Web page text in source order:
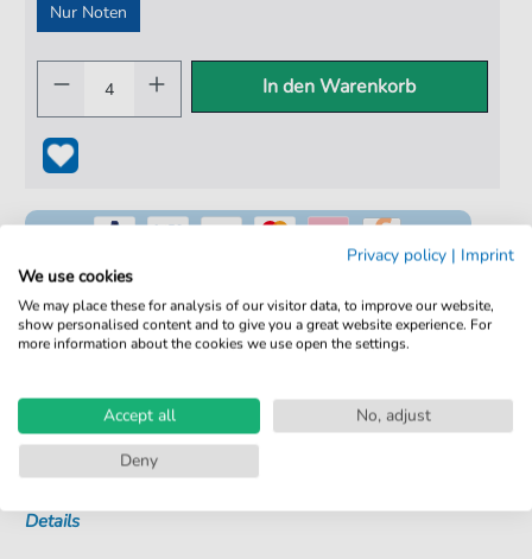
Nur Noten
In den Warenkorb
100% Legal & Lizenziert
Kein Abo. Fairer Einzelkauf.
Sofortiger Download nach Kauf
Details
Privacy policy | Imprint
We use cookies
We may place these for analysis of our visitor data, to improve our website,
show personalised content and to give you a great website experience. For
more information about the cookies we use open the settings.
Accept all
No, adjust
Deny